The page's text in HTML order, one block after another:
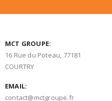
MCT GROUPE:
16 Rue du Poteau, 77181
COURTRY
EMAIL:
contact@mctgroupe.fr